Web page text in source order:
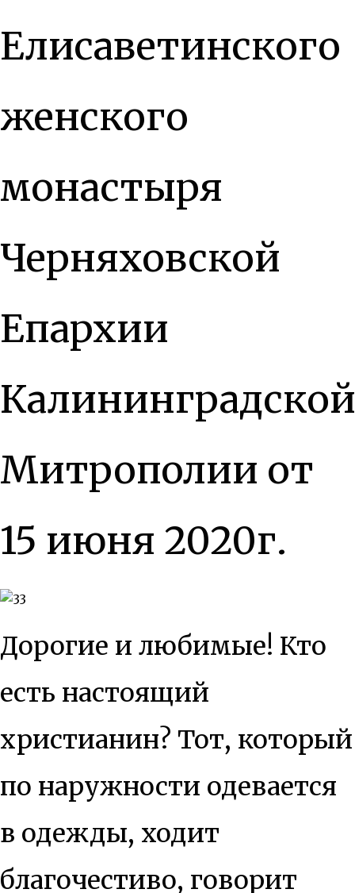
Елисаветинского
женского
монастыря
Черняховской
Епархии
Калининградской
Митрополии от
15 июня 2020г.
Дорогие и любимые! Кто
есть настоящий
христианин? Тот, который
по наружности одевается
в одежды, ходит
благочестиво, говорит